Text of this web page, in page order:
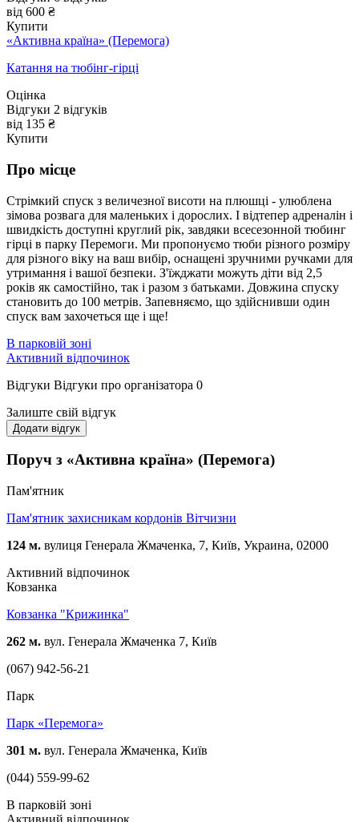
від 600 ₴
Купити
«Активна країна» (Перемога)
Катання на тюбінг-гірці
Оцінка
Відгуки 2 відгуків
від 135 ₴
Купити
Про місце
Стрімкий спуск з величезної висоти на плюшці - улюблена
зімова розвага для маленьких і дорослих. І відтепер адреналін і
швидкість доступні круглий рік, завдяки всесезонной тюбинг
гірці в парку Перемоги. Ми пропонуємо тюби різного розміру
для різного віку на ваш вибір, оснащені зручними ручками для
утримання і вашої безпеки. З'їжджати можуть діти від 2,5
років як самостійно, так і разом з батьками. Довжина спуску
становить до 100 метрів. Запевняємо, що здійснивши один
спуск вам захочеться ще і ще!
В парковій зоні
Активний відпочинок
Відгуки Відгуки про організатора 0
Залиште свій відгук
Додати відгук
Поруч з «Активна країна» (Перемога)
Пам'ятник
Пам'ятник захисникам кордонів Вітчизни
124 м. вулиця Генерала Жмаченка, 7, Київ, Украина, 02000
Активний відпочинок
Ковзанка
Ковзанка "Крижинка"
262 м. вул. Генерала Жмаченка 7, Київ
(067) 942-56-21
Парк
Парк «Перемога»
301 м. вул. Генерала Жмаченка, Київ
(044) 559-99-62
В парковій зоні